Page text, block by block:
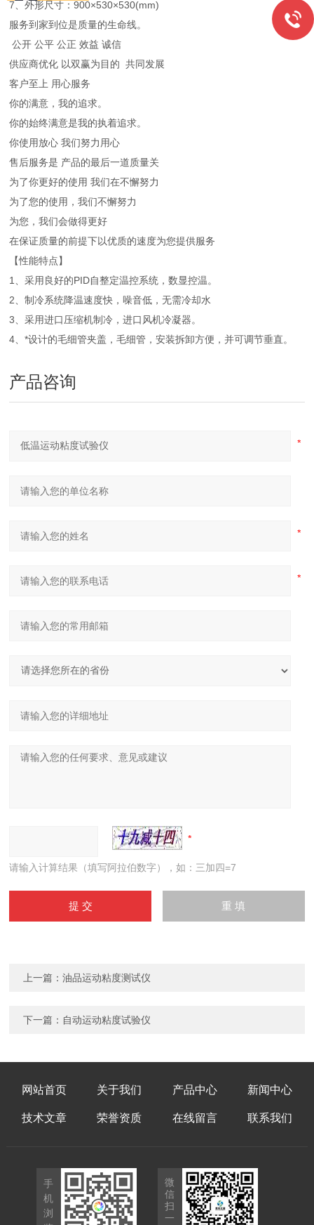
7、外形尺寸：900×530×530(mm)
服务到家到位是质量的生命线。
公开 公平 公正 效益 诚信
供应商优化 以双赢为目的 共同发展
客户至上 用心服务
你的满意，我的追求。
你的始终满意是我的执着追求。
你使用放心 我们努力用心
售后服务是 产品的最后一道质量关
为了你更好的使用 我们在不懈努力
为了您的使用，我们不懈努力
为您，我们会做得更好
在保证质量的前提下以优质的速度为您提供服务
【性能特点】
1、采用良好的PID自整定温控系统，数显控温。
2、制冷系统降温速度快，噪音低，无需冷却水
3、采用进口压缩机制冷，进口风机冷凝器。
4、*设计的毛细管夹盖，毛细管，安装拆卸方便，并可调节垂直。
产品咨询
请输入计算结果（填写阿拉伯数字），如：三加四=7
上一篇：油品运动粘度测试仪
下一篇： 自动运动粘度试验仪
网站首页 关于我们 产品中心 新闻中心
技术文章 荣誉资质 在线留言 联系我们
手
机
浏
微
信
扫
一